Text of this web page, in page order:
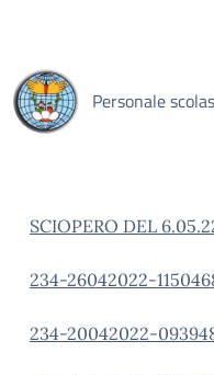
Personale
SCIOPERO DEL
234-26042022-
234-20042022-